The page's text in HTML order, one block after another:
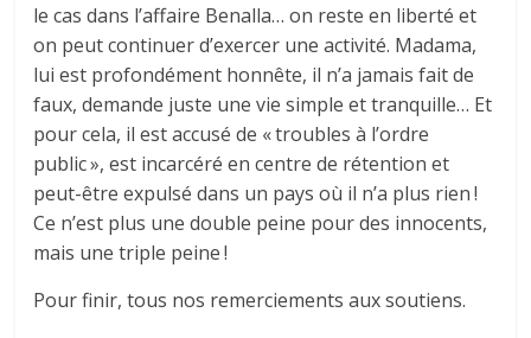
le cas dans l’affaire Benalla… on reste en liberté et
on peut continuer d’exercer une activité. Madama,
lui est profondément honnête, il n’a jamais fait de
faux, demande juste une vie simple et tranquille… Et
pour cela, il est accusé de « troubles à l’ordre
public », est incarcéré en centre de rétention et
peut-être expulsé dans un pays où il n’a plus rien !
Ce n’est plus une double peine pour des innocents,
mais une triple peine !
Pour finir, tous nos remerciements aux soutiens.